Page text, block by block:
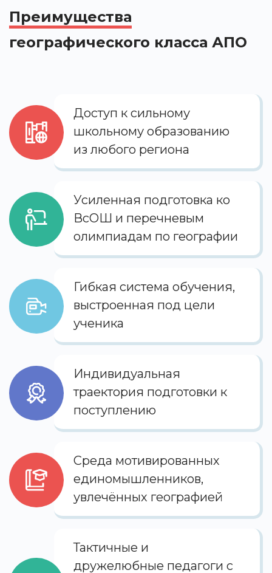
Преимущества
географического класса АПО
Доступ к сильному
школьному образованию
из любого региона
Усиленная подготовка ко
ВсОШ и перечневым
олимпиадам по географии
Гибкая система обучения,
выстроенная под цели
ученика
Индивидуальная
траектория подготовки к
поступлению
Среда мотивированных
единомышленников,
увлечённых географией
Тактичные и
дружелюбные педагоги с